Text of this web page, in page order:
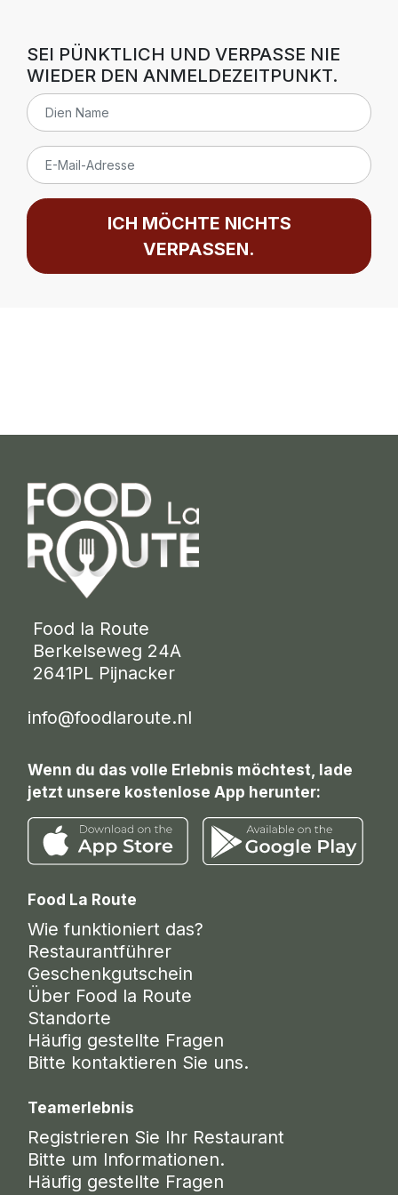
SEI PÜNKTLICH UND VERPASSE NIE
WIEDER DEN ANMELDEZEITPUNKT.
ICH MÖCHTE NICHTS
VERPASSEN.
Food la Route
Berkelseweg 24A
2641PL Pijnacker
info@foodlaroute.nl
Wenn du das volle Erlebnis möchtest, lade
jetzt unsere kostenlose App herunter:
Food La Route
Wie funktioniert das?
Restaurantführer
Geschenkgutschein
Über Food la Route
Standorte
Häufig gestellte Fragen
Bitte kontaktieren Sie uns.
Teamerlebnis
Registrieren Sie Ihr Restaurant
Bitte um Informationen.
Häufig gestellte Fragen